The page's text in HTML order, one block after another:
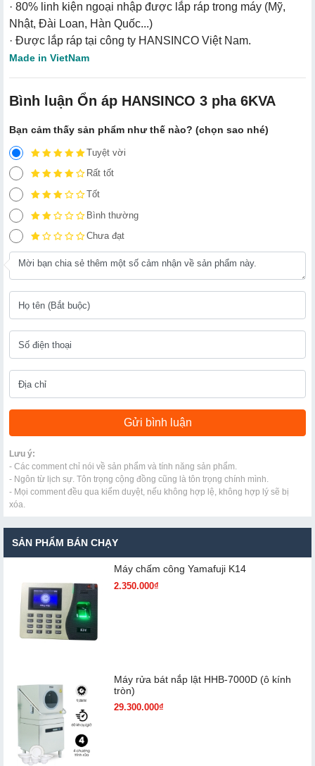
· 80% linh kiện ngoại nhập được lắp ráp trong máy (Mỹ,
Nhật, Đài Loan, Hàn Quốc...)
· Được lắp ráp tại công ty HANSINCO Việt Nam.
Made in VietNam
Bình luận Ổn áp HANSINCO 3 pha 6KVA
Bạn cảm thấy sản phẩm như thế nào? (chọn sao nhé)
Tuyệt vời
Rất tốt
Tốt
Bình thường
Chưa đạt
Lưu ý:
- Các comment chỉ nói về sản phẩm và tính năng sản phẩm.
- Ngôn từ lịch sự. Tôn trọng cộng đồng cũng là tôn trọng chính mình.
- Mọi comment đều qua kiểm duyệt, nếu không hợp lệ, không hợp lý sẽ bị
xóa.
SẢN PHẨM BÁN CHẠY
Máy chấm cô​ng Yamafuji K14
2.350.000₫
Máy rửa bát nắp lật HHB-7000D (ô kính
tròn)
29.300.000₫